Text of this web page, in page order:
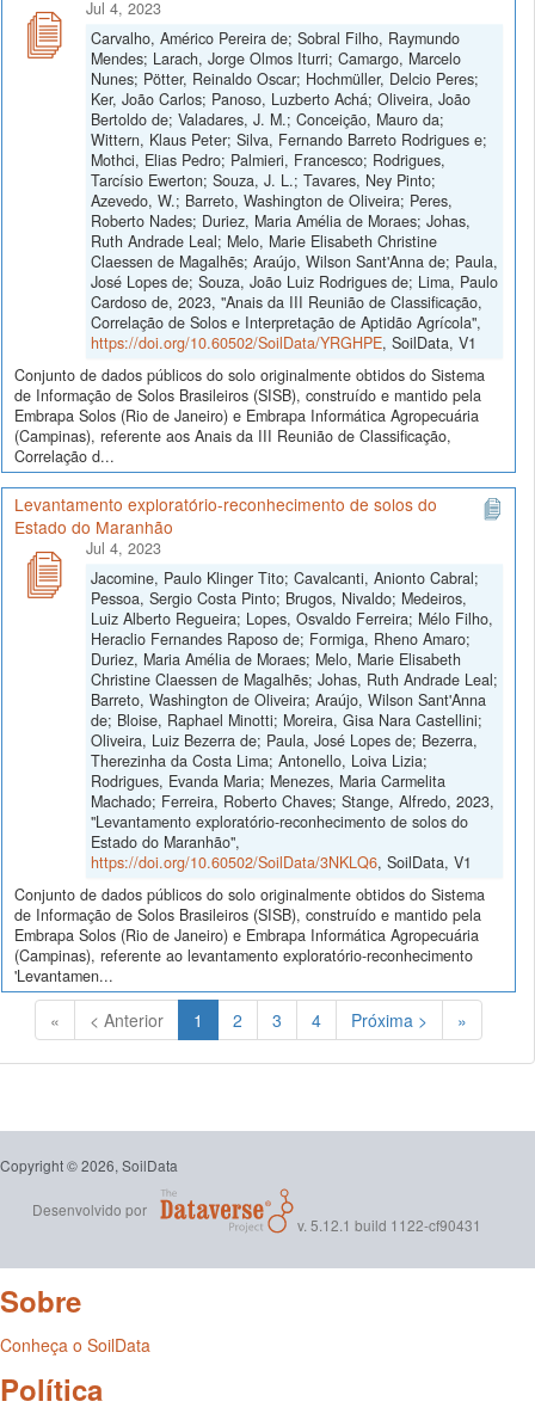
Jul 4, 2023
Carvalho, Américo Pereira de; Sobral Filho, Raymundo
Mendes; Larach, Jorge Olmos Iturri; Camargo, Marcelo
Nunes; Pötter, Reinaldo Oscar; Hochmüller, Delcio Peres;
Ker, João Carlos; Panoso, Luzberto Achá; Oliveira, João
Bertoldo de; Valadares, J. M.; Conceição, Mauro da;
Wittern, Klaus Peter; Silva, Fernando Barreto Rodrigues e;
Mothci, Elias Pedro; Palmieri, Francesco; Rodrigues,
Tarcísio Ewerton; Souza, J. L.; Tavares, Ney Pinto;
Azevedo, W.; Barreto, Washington de Oliveira; Peres,
Roberto Nades; Duriez, Maria Amélia de Moraes; Johas,
Ruth Andrade Leal; Melo, Marie Elisabeth Christine
Claessen de Magalhẽs; Araújo, Wilson Sant'Anna de; Paula,
José Lopes de; Souza, João Luiz Rodrigues de; Lima, Paulo
Cardoso de, 2023, "Anais da III Reunião de Classificação,
Correlação de Solos e Interpretação de Aptidão Agrícola",
https://doi.org/10.60502/SoilData/YRGHPE, SoilData, V1
Conjunto de dados públicos do solo originalmente obtidos do Sistema
de Informação de Solos Brasileiros (SISB), construído e mantido pela
Embrapa Solos (Rio de Janeiro) e Embrapa Informática Agropecuária
(Campinas), referente aos Anais da III Reunião de Classificação,
Correlação d...
Levantamento exploratório-reconhecimento de solos do
Estado do Maranhão
Jul 4, 2023
Jacomine, Paulo Klinger Tito; Cavalcanti, Anionto Cabral;
Pessoa, Sergio Costa Pinto; Brugos, Nivaldo; Medeiros,
Luiz Alberto Regueira; Lopes, Osvaldo Ferreira; Mélo Filho,
Heraclio Fernandes Raposo de; Formiga, Rheno Amaro;
Duriez, Maria Amélia de Moraes; Melo, Marie Elisabeth
Christine Claessen de Magalhẽs; Johas, Ruth Andrade Leal;
Barreto, Washington de Oliveira; Araújo, Wilson Sant'Anna
de; Bloise, Raphael Minotti; Moreira, Gisa Nara Castellini;
Oliveira, Luiz Bezerra de; Paula, José Lopes de; Bezerra,
Therezinha da Costa Lima; Antonello, Loiva Lizia;
Rodrigues, Evanda Maria; Menezes, Maria Carmelita
Machado; Ferreira, Roberto Chaves; Stange, Alfredo, 2023,
"Levantamento exploratório-reconhecimento de solos do
Estado do Maranhão",
https://doi.org/10.60502/SoilData/3NKLQ6, SoilData, V1
Conjunto de dados públicos do solo originalmente obtidos do Sistema
de Informação de Solos Brasileiros (SISB), construído e mantido pela
Embrapa Solos (Rio de Janeiro) e Embrapa Informática Agropecuária
(Campinas), referente ao levantamento exploratório-reconhecimento
'Levantamen...
« < Anterior 1 (Atual)
2 3 4 Próxima > »
Copyright © 2026, SoilData
Desenvolvido por
v. 5.12.1 build 1122-cf90431
Sobre
Conheça o SoilData
Política